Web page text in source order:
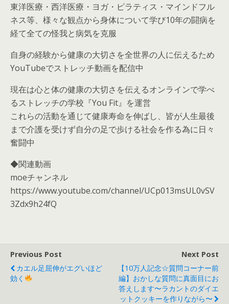
東洋医療・西洋医療・ヨガ・ピラティス・マインドフル
ネス等、様々な観点から身体について学び10年の闘病を
経て全ての怪我と病気を克服
自身の経験から健康の大切さを全世界の人に伝えるため
YouTubeでストレッチ動画を配信中
現在は心と体の健康の大切さを伝えるオンラインで学べ
るストレッチの学校『You Fit』を運営
これらの活動を通じて健康寿命を伸ばし、皆が人生最後
まで介護を受けず自分の足で歩ける社会を作る為に日々
奮闘中
◆関連動画
moeチャンネル
https://www.youtube.com/channel/UCp013msUL0vSV
3Zdx9h24fQ
Previous Post
カエル足屈伸がエグいほど
効く
Next Post
【10万人記念☆質問コーナー前
編】おかしな質問に真面目にお
答えします〜ラカントのダイエ
ットクッキーを作りながら〜